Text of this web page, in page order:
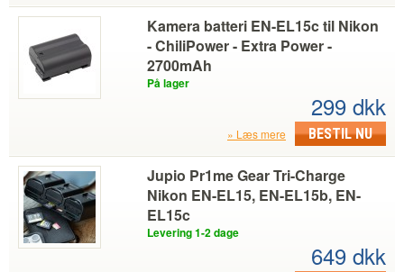
Kamera batteri EN-EL15c til Nikon
- ChiliPower - Extra Power -
2700mAh
På lager
299 dkk
BESTIL NU
Læs mere
Jupio Pr1me Gear Tri-Charge
Nikon EN-EL15, EN-EL15b, EN-
EL15c
Levering 1-2 dage
649 dkk